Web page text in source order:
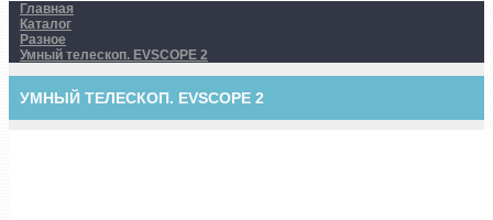
Главная
Каталог
Разное
Умный телескоп. EVSCOPE 2
УМНЫЙ ТЕЛЕСКОП. EVSCOPE 2